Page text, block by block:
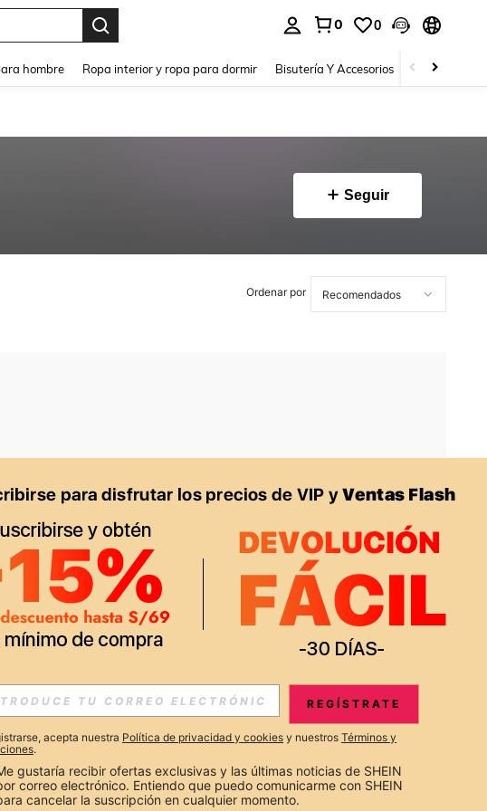
0 0
hombre Ropa interior y ropa para dormir Bisutería Y Accesorios Zapatos
Seguir
Ordenar por
APP
OFERTAS EXCLUSIVAS, PROMOCIONES Y NOTICIAS DE SHEIN
Suscribir
REGÍSTRATE
acepta nuestra Política de privacidad y cookies y nuestros Términos y
.
gustaría recibir ofertas exclusivas y las últimas noticias de SHEIN
correo electrónico. Entiendo que puedo comunicarme con SHEIN
cancelar la suscripción en cualquier momento.